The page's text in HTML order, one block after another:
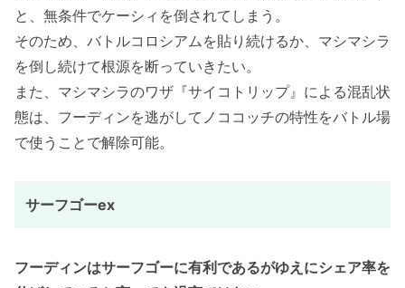
と、無条件でケーシィを倒されてしまう。
そのため、バトルコロシアムを貼り続けるか、マシマシラ
を倒し続けて根源を断っていきたい。
また、マシマシラのワザ『サイコトリップ』による混乱状
態は、フーディンを逃がしてノココッチの特性をバトル場
で使うことで解除可能。
サーフゴーex
フーディンはサーフゴーに有利であるがゆえにシェア率を